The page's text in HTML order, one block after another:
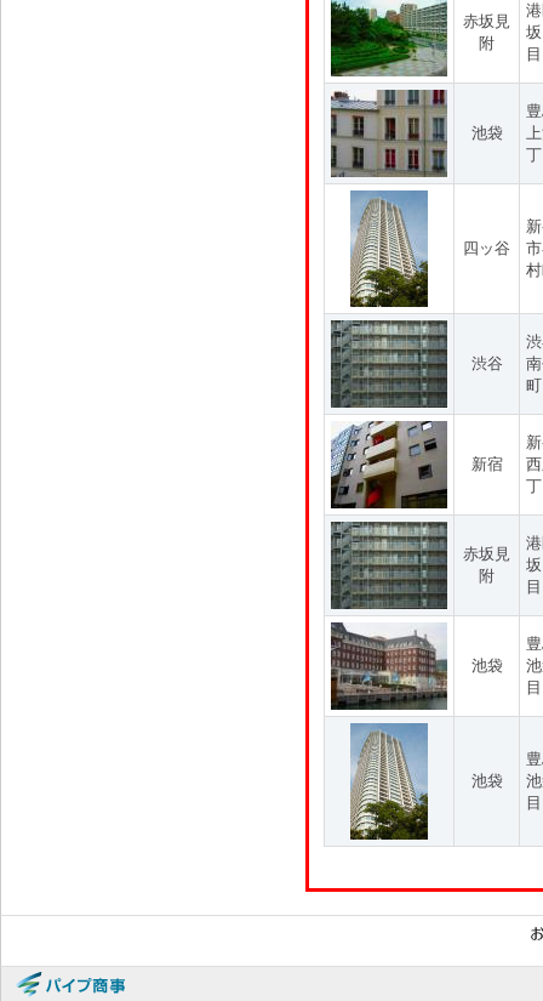
赤坂見
附
目
池袋
四ッ谷
渋谷
新宿
赤坂見
附
目
池袋
池袋
目